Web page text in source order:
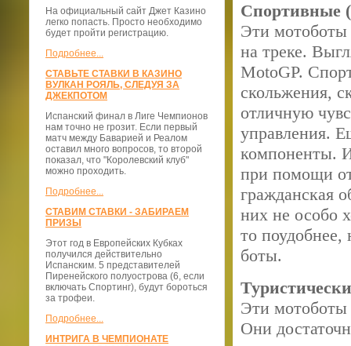
На официальный сайт Джет Казино
легко попасть. Просто необходимо
будет пройти регистрацию.
Подробнее...
СТАВЬТЕ СТАВКИ В КАЗИНО
ВУЛКАН РОЯЛЬ, СЛЕДУЯ ЗА
ДЖЕКПОТОМ
Испанский финал в Лиге Чемпионов
нам точно не грозит. Если первый
матч между Баварией и Реалом
оставил много вопросов, то второй
показал, что "Королевский клуб"
можно проходить.
Подробнее...
СТАВИМ СТАВКИ - ЗАБИРАЕМ
ПРИЗЫ
Этот год в Европейских Кубках
получился действительно
Испанским. 5 представителей
Пиренейского полуострова (6, если
включать Спортинг), будут бороться
за трофеи.
Подробнее...
ИНТРИГА В ЧЕМПИОНАТЕ
Спортивные
Эти мотоботы
на треке.
MotoGP.
скольжения,
отличную
управления.
компоненты.
при помощи
гражданская
них не особо
то поудобнее,
боты.
Эти мотоботы
Они